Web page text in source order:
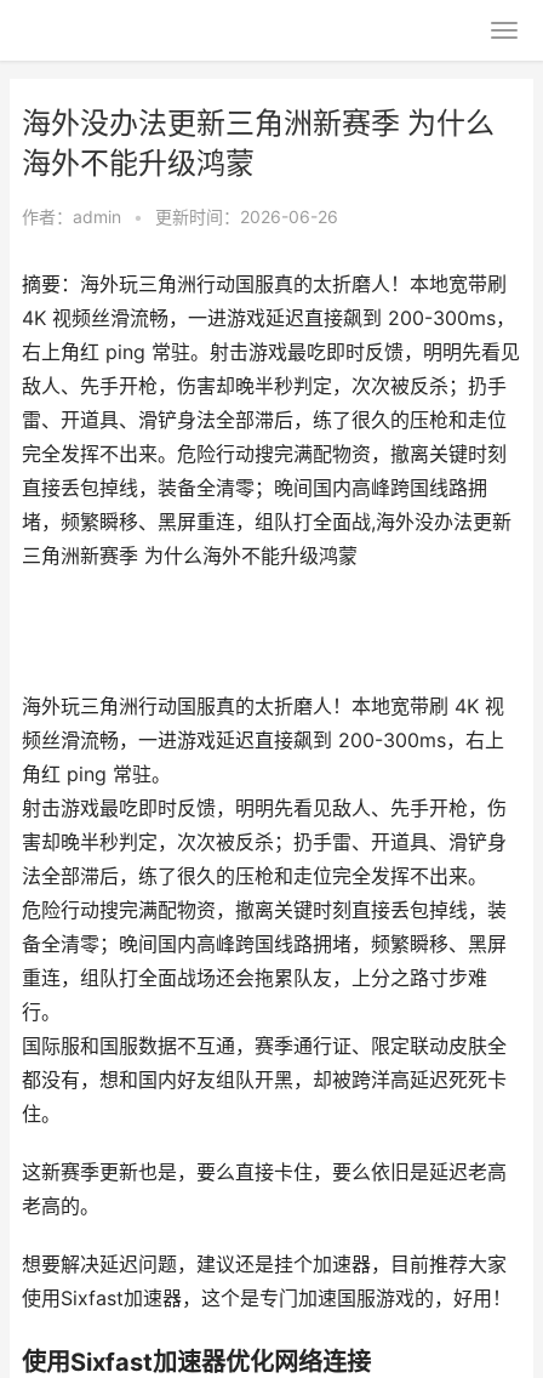
海外没办法更新三角洲新赛季 为什么
海外不能升级鸿蒙
作者： admin • 更新时间：2026-06-26
摘要：海外玩三角洲行动国服真的太折磨人！本地宽带刷
4K 视频丝滑流畅，一进游戏延迟直接飙到 200-300ms，
右上角红 ping 常驻。射击游戏最吃即时反馈，明明先看见
敌人、先手开枪，伤害却晚半秒判定，次次被反杀；扔手
雷、开道具、滑铲身法全部滞后，练了很久的压枪和走位
完全发挥不出来。危险行动搜完满配物资，撤离关键时刻
直接丢包掉线，装备全清零；晚间国内高峰跨国线路拥
堵，频繁瞬移、黑屏重连，组队打全面战,海外没办法更新
三角洲新赛季 为什么海外不能升级鸿蒙
海外玩三角洲行动国服真的太折磨人！本地宽带刷 4K 视
频丝滑流畅，一进游戏延迟直接飙到 200-300ms，右上
角红 ping 常驻。
射击游戏最吃即时反馈，明明先看见敌人、先手开枪，伤
害却晚半秒判定，次次被反杀；扔手雷、开道具、滑铲身
法全部滞后，练了很久的压枪和走位完全发挥不出来。
危险行动搜完满配物资，撤离关键时刻直接丢包掉线，装
备全清零；晚间国内高峰跨国线路拥堵，频繁瞬移、黑屏
重连，组队打全面战场还会拖累队友，上分之路寸步难
行。
国际服和国服数据不互通，赛季通行证、限定联动皮肤全
都没有，想和国内好友组队开黑，却被跨洋高延迟死死卡
住。
这新赛季更新也是，要么直接卡住，要么依旧是延迟老高
老高的。
想要解决延迟问题，建议还是挂个加速器，目前推荐大家
使用Sixfast加速器，这个是专门加速国服游戏的，好用！
使用Sixfast加速器优化网络连接